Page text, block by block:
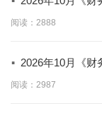
学】
阅读：2888
· 2026年10月《财
阅读：2987